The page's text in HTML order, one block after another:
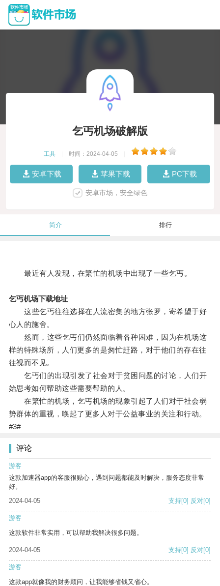
乞丐机场破解版
工具 时间：2024-04-05
安卓下载 苹果下载 PC下载
安卓市场，安全绿色
简介 排行
最近有人发现，在繁忙的机场中出现了一些乞丐。
乞丐机场下载地址
这些乞丐往往选择在人流密集的地方张罗，寄希望于好
心人的施舍。
然而，这些乞丐们仍然面临着各种困难，因为在机场这
样的特殊场所，人们更多的是匆忙赶路，对于他们的存在往
往视而不见。
乞丐们的出现引发了社会对于贫困问题的讨论，人们开
始思考如何帮助这些需要帮助的人。
在繁忙的机场，乞丐机场的现象引起了人们对于社会弱
势群体的重视，唤起了更多人对于公益事业的关注和行动。
#3#
评论
游客
这款加速器app的客服很贴心，遇到问题都能及时解决，服务态度非常
好。
2024-04-05
支持[0] 反对[0]
游客
这款软件非常实用，可以帮助我解决很多问题。
2024-04-05 支持[0] 反对[0]
游客
这款app就像我的财务顾问，让我能够省钱又省心。